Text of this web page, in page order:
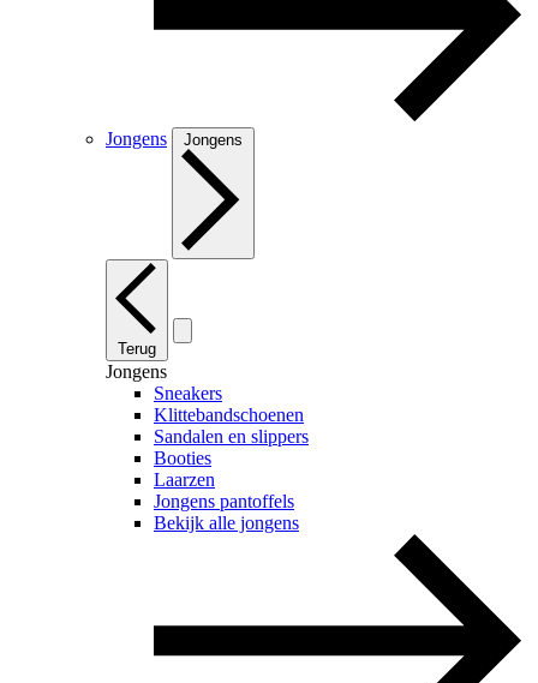
Jongens Jongens
Terug
Jongens
Sneakers
Klittebandschoenen
Sandalen en slippers
Booties
Laarzen
Jongens pantoffels
Bekijk alle jongens